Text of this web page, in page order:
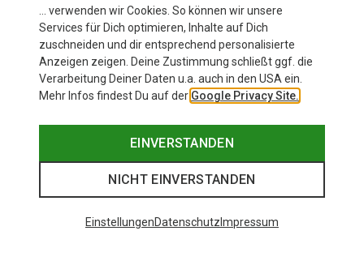
Boreo Caving Kletterhelm
Skylotec
Santner Klettersteigset
109,40 €
… verwenden wir Cookies. So können wir unsere
Services für Dich optimieren, Inhalte auf Dich
zuschneiden und dir entsprechend personalisierte
Anzeigen zeigen. Deine Zustimmung schließt ggf. die
Verarbeitung Deiner Daten u.a. auch in den USA ein.
Mehr Infos findest Du auf der Google Privacy Site.
EINVERSTANDEN
NICHT EINVERSTANDEN
EinstellungenDatenschutz Impressum